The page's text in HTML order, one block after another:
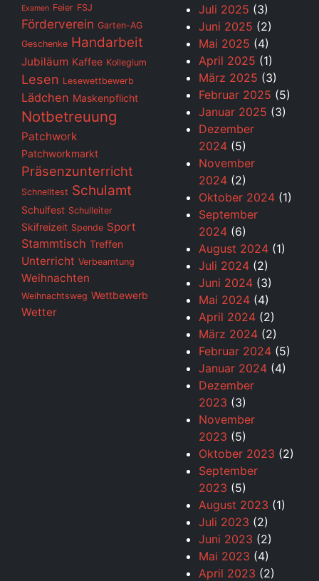
Examen Feier FSJ
Förderverein Garten-AG
Geschenke Handarbeit
Jubiläum Kaffee Kollegium
Lesen Lesewettbewerb
Lädchen Maskenpflicht
Notbetreuung
Patchwork
Patchworkmarkt
Präsenzunterricht
Schnelltest Schulamt
Schulfest Schulleiter
Skifreizeit Spende Sport
Stammtisch Treffen
Unterricht Verbeamtung
Weihnachten
Weihnachtsweg Wettbewerb
Wetter
Juli 2025 (3)
Juni 2025 (2)
Mai 2025 (4)
April 2025 (1)
März 2025 (3)
Februar 2025 (5)
Januar 2025 (3)
Dezember
2024 (5)
November
2024 (2)
Oktober 2024 (1)
September
2024 (6)
August 2024 (1)
Juli 2024 (2)
Juni 2024 (3)
Mai 2024 (4)
April 2024 (2)
März 2024 (2)
Februar 2024 (5)
Januar 2024 (4)
Dezember
2023 (3)
November
2023 (5)
Oktober 2023 (2)
September
2023 (5)
August 2023 (1)
Juli 2023 (2)
Juni 2023 (2)
Mai 2023 (4)
April 2023 (2)